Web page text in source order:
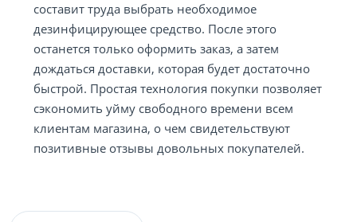
составит труда выбрать необходимое
дезинфицирующее средство. После этого
останется только оформить заказ, а затем
дождаться доставки, которая будет достаточно
быстрой. Простая технология покупки позволяет
сэкономить уйму свободного времени всем
клиентам магазина, о чем свидетельствуют
позитивные отзывы довольных покупателей.